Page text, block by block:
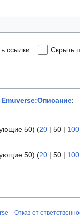
ссылки Скрыть
Emuverse:Описание:
50) (20 | 50 | 100
50) (20 | 50 | 100
Отказ от